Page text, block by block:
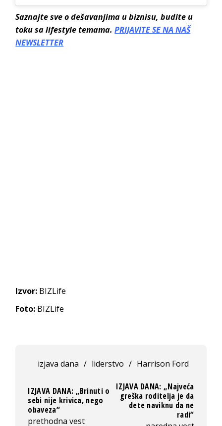
Saznajte sve o dešavanjima u biznisu, budite u
toku sa lifestyle temama.PRIJAVITE SE NA NAŠ
NEWSLETTER
Izvor: BIZLife
Foto: BIZLife
izjava dana / liderstvo / Harrison Ford
IZJAVA DANA: „Brinuti o
sebi nije krivica, nego
obaveza“
prethodna vest
IZJAVA DANA: „Najveća
greška roditelja je da
dete naviknu da ne
radi“